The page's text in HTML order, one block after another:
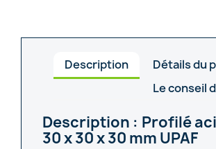
Description
Détails du
Le conseil
Description : Profilé
30 x 30 x 30 mm UPAF